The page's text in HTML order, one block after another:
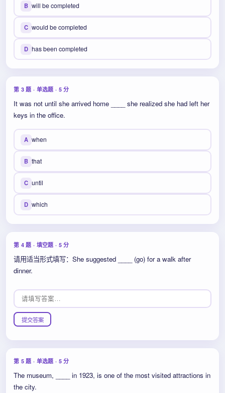
B will be completed
C would be completed
D has been completed
第 3 题 · 单选题 · 5 分
It was not until she arrived home ____ she realized she had left her
keys in the office.
A when
B that
C until
D which
第 4 题 · 填空题 · 5 分
请用适当形式填写：She suggested ____ (go) for a walk after
dinner.
提交答案
第 5 题 · 单选题 · 5 分
The museum, ____ in 1923, is one of the most visited attractions in
the city.